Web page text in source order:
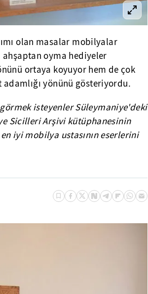
olan masalar mobilyalar
ahşaptan oyma hediyeler
ortaya koyuyor hem de çok
yönünü gösteriyordu.
isteyenler Süleymaniye'deki
Sicilleri Arşivi kütüphanesinin
iyi mobilya ustasının eserlerini